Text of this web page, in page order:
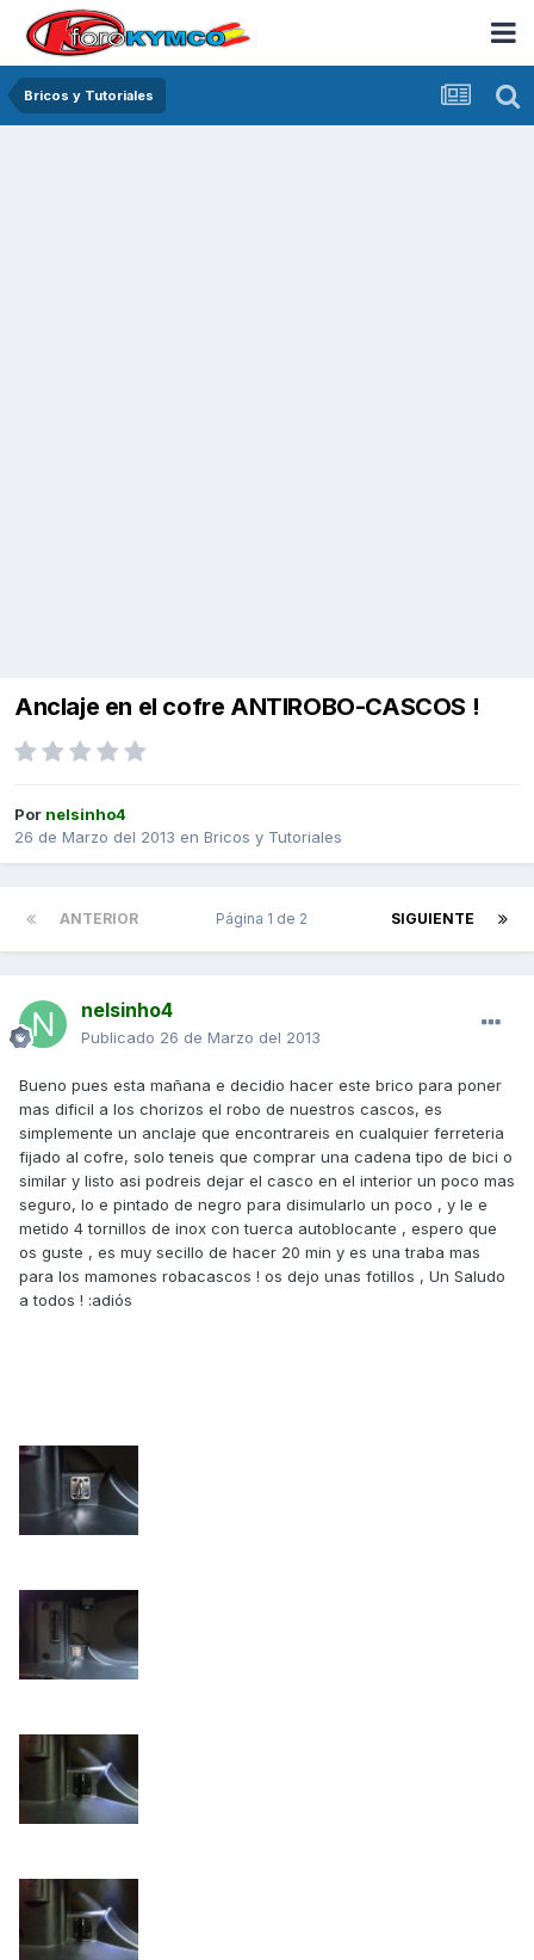
Bricos y Tutoriales
Anclaje en el cofre ANTIROBO-CASCOS !
Por nelsinho4
26 de Marzo del 2013 en Bricos y Tutoriales
ANTERIOR SIGUIENTE
Página 1 de 2
nelsinho4
Publicado 26 de Marzo del 2013
Bueno pues esta mañana e decidio hacer este brico para poner
mas dificil a los chorizos el robo de nuestros cascos, es
simplemente un anclaje que encontrareis en cualquier ferreteria
fijado al cofre, solo teneis que comprar una cadena tipo de bici o
similar y listo asi podreis dejar el casco en el interior un poco mas
seguro, lo e pintado de negro para disimularlo un poco , y le e
metido 4 tornillos de inox con tuerca autoblocante , espero que
os guste , es muy secillo de hacer 20 min y es una traba mas
para los mamones robacascos ! os dejo unas fotillos , Un Saludo
a todos ! :adiós